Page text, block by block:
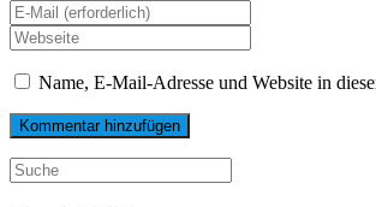
your
name
or
username
Enter
your
email
Enter
your
website
(optional)
Name, E-Mail-Adresse und Website in
Suche
nach: